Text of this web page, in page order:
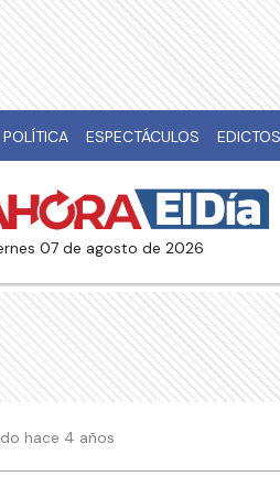
POLÍTICA ESPECTÁCULOS EDICTOS
07 de agosto de 2026
hace 4 años